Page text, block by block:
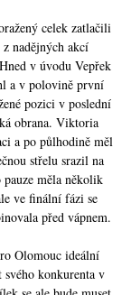
celek zatlačili
nadějných akcí
v úvodu Vepřek
a v polovině první
pozici v poslední
obrana. Viktoria
a po půlhodině měl
střelu srazil na
měla několik
ve finální fázi se
před vápnem.
Olomouc ideální
konkurenta v